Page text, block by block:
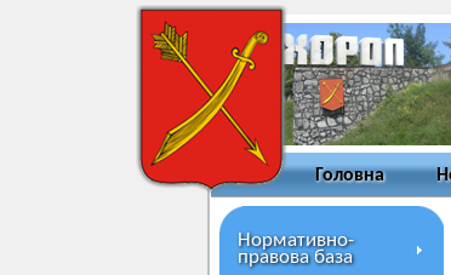
Головна
Нормативно-
правова база